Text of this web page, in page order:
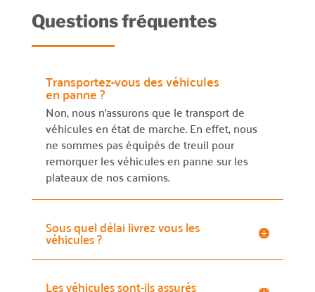
Questions fréquentes
Transportez-vous des véhicules
en panne ?
Non, nous n’assurons que le transport de
véhicules en état de marche. En effet, nous
ne sommes pas équipés de treuil pour
remorquer les véhicules en panne sur les
plateaux de nos camions.
Sous quel délai livrez vous les
véhicules ?
Les véhicules sont-ils assurés